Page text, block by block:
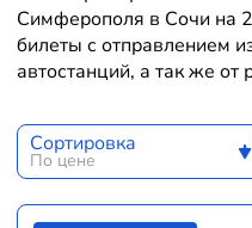
Симферополя в Сочи на
билеты с отправлением
автостанций, а так же от
Сортировка
По цене